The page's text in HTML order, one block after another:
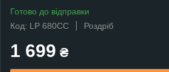
Готово до відправки
Код: LP 680CC
Роздріб
1 699 ₴